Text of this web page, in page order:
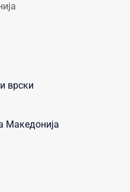
врски
Македонија